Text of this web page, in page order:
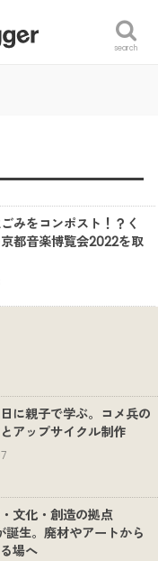
search
みをコンポスト！？く
都音楽博覧会2022を取
に親子で学ぶ。コメ兵の
アップサイクル制作
文化・創造の拠点
誕生。廃材やアートから
場へ